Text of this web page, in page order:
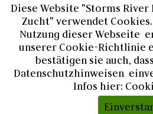
Diese Website "Storms River
Zucht" verwendet
Nutzung dieser Webseite
unserer Cookie-Richtlinie
bestätigen sie auch,
Datenschutzhinweisen
Infos hier: